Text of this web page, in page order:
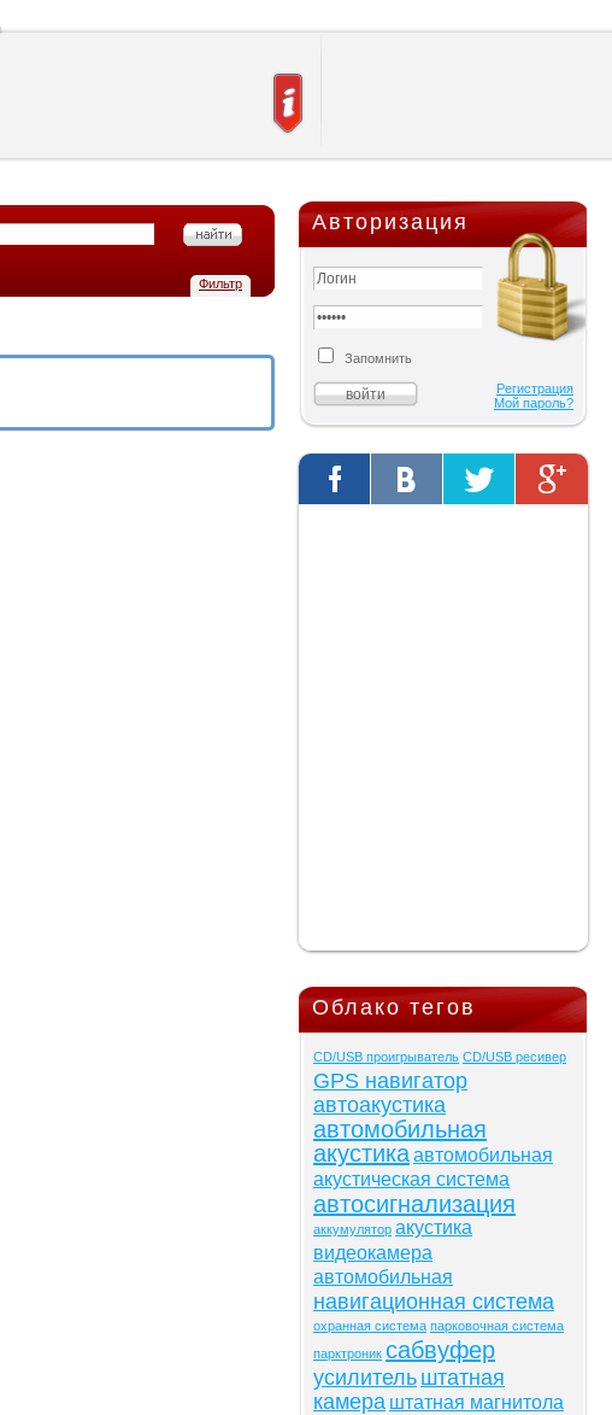
Фильтр
Авторизация
Запомнить
Регистрация
Мой пароль?
Облако тегов
CD/USB проигрыватель CD/USB ресивер
GPS навигатор
автоакустика
автомобильная
акустикаавтомобильная
акустическая система
автосигнализация
аккумулятор акустика
видеокамера
автомобильная
навигационная система
охранная система парковочная система
парктроник сабвуфер
усилитель штатная
камера штатная магнитола